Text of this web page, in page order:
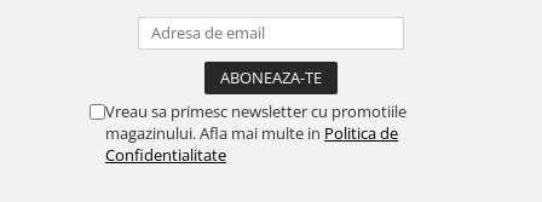
Vreau sa primesc newsletter cu promotiile
magazinului. Afla mai multe in Politica de
Confidentialitate